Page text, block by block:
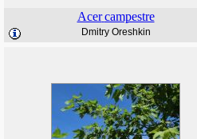
Acer campestre
Dmitry Oreshkin